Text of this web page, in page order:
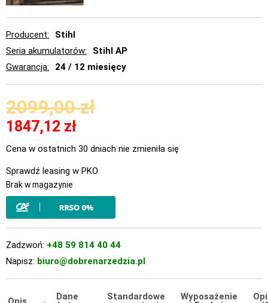
Producent
Stihl
Seria akumulatorów
Stihl AP
Gwarancja
24 / 12 miesięcy
2099,00zł
1847,12 zł
Cena w ostatnich 30 dniach nie zmieniła się
Sprawdź leasing w PKO
Brak w magazynie
Zadzwoń: +48 59 814 40 44
Napisz: biuro@dobrenarzedzia.pl
Dane
Standardowe
Wyposażenie